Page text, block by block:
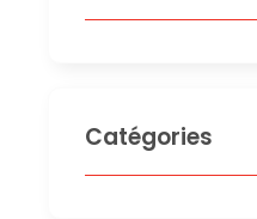
Catégories